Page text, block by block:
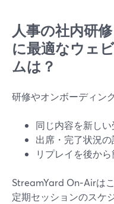
人事の社内研
に最適なウェ
ムは？
研修やオンボーディン
同じ内容を新し
出席・完了状況
リプレイを後か
StreamYard On‑Airは
定期セッションのスケ